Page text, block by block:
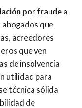
por fraude a
abogados que
acreedores
que ven
de insolvencia
utilidad para
técnica sólida
de